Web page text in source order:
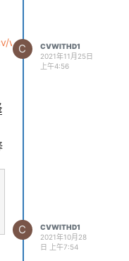
wiki/OpenCV-
C
CVWITHD1
2021年11月25日
上午4:56
C
CVWITHD1
2021年10月28
日 上午7:54